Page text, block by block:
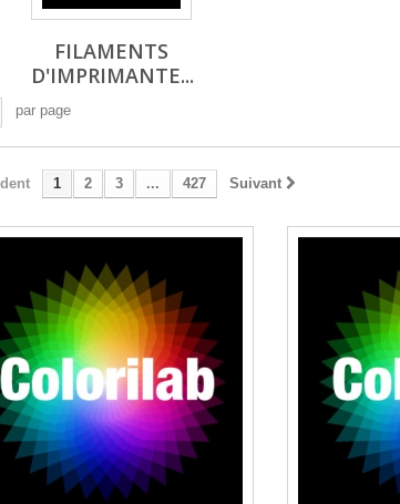
FILAMENTS
D'IMPRIMANTE...
par page
1 2 3 ... 427 Suivant